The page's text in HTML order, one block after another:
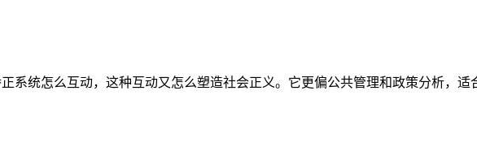
系统怎么互动，这种互动又怎么塑造社会正义。它更偏公共管理和政策分析，